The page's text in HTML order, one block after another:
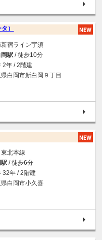
）
宿ライン宇須
駅 / 徒歩10分
2年 / 2階建
白岡市新白岡９丁目
東北本線
駅 / 徒歩6分
32年 / 2階建
白岡市小久喜